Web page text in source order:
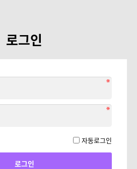
로그인
자동로그인